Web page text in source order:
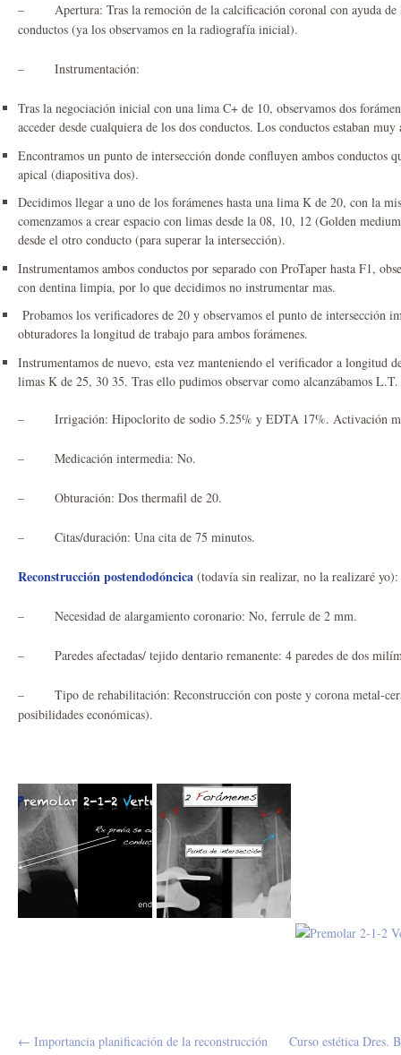
– Apertura: Tras la remoción de la calcificación coronal con ayuda de
conductos (ya los observamos en la radiografía inicial).
– Instrumentación:
Tras la negociación inicial con una lima C+ de 10, observamos dos
acceder desde cualquiera de los dos conductos. Los conductos estaban muy
Encontramos un punto de intersección donde confluyen ambos conductos
apical (diapositiva dos).
Decidimos llegar a uno de los forámenes hasta una lima K de 20, con la
comenzamos a crear espacio con limas desde la 08, 10, 12 (Golden
desde el otro conducto (para superar la intersección).
Instrumentamos ambos conductos por separado con ProTaper hasta F1,
con dentina limpia, por lo que decidimos no instrumentar mas.
Probamos los verificadores de 20 y observamos el punto de intersección
obturadores la longitud de trabajo para ambos forámenes.
Instrumentamos de nuevo, esta vez manteniendo el verificador a longitud
limas K de 25, 30 35. Tras ello pudimos observar como alcanzábamos L.T.
– Irrigación: Hipoclorito de sodio 5.25% y EDTA 17%. Activación
– Medicación intermedia: No.
– Obturación: Dos thermafil de 20.
– Citas/duración: Una cita de 75 minutos.
Reconstrucción postendodóncica (todavía sin realizar, no la realizaré yo):
– Necesidad de alargamiento coronario: No, ferrule de 2 mm.
– Paredes afectadas/ tejido dentario remanente: 4 paredes de dos
– Tipo de rehabilitación: Reconstrucción con poste y corona metal-
posibilidades económicas).
← Importancia planificación de la reconstrucción Curso estética Dres.